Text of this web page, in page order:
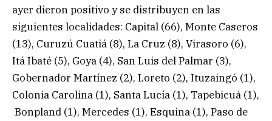
ayer dieron positivo y se distribuyen en las
siguientes localidades: Capital (66), Monte Caseros
(13), Curuzú Cuatiá (8), La Cruz (8), Virasoro (6),
Itá Ibaté (5), Goya (4), San Luis del Palmar (3),
Gobernador Martínez (2), Loreto (2), Ituzaingó (1),
Colonia Carolina (1), Santa Lucía (1), Tapebicuá (1),
Bonpland (1), Mercedes (1), Esquina (1), Paso de